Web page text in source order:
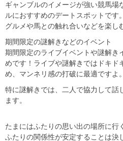
ギャンブルのイメージが強い競馬場
ルにおすすめのデートスポットで
グルメや馬との触れ合いなどを楽し
期間限定の謎解きなどのイベント
期間限定のライブイベントや謎解き
めです！ライブや謎解きではドキド
め、マンネリ感の打破に最適ですよ。
特に謎解きでは、二人で協力して話
ます。
たまにはふたりの思い出の場所に行
ふたりの関係性が安定することは決